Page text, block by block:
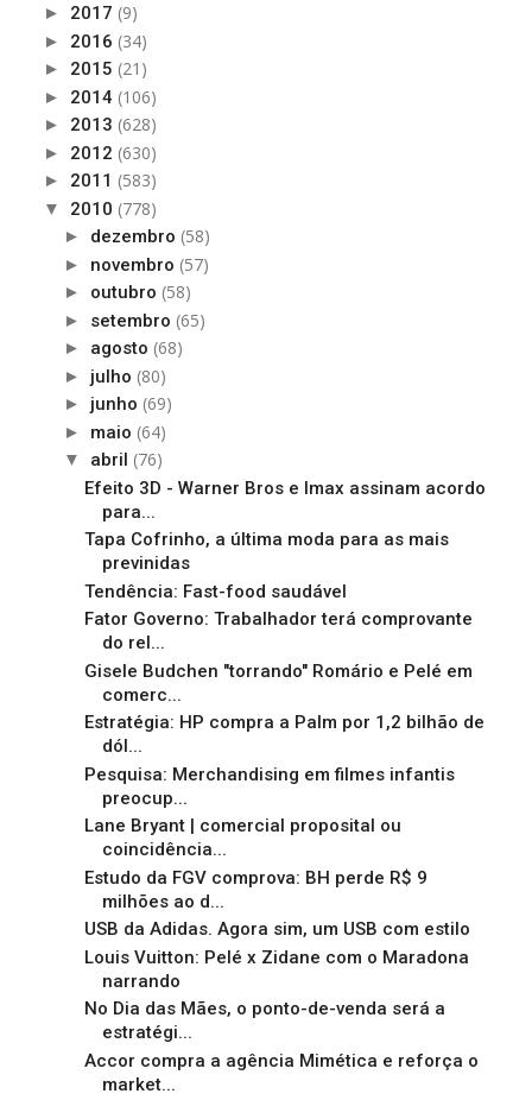
► 2017 (9)
► 2016 (34)
► 2015 (21)
► 2014 (106)
► 2013 (628)
► 2012 (630)
► 2011 (583)
▼ 2010 (778)
► dezembro (58)
► novembro (57)
► outubro (58)
► setembro (65)
► agosto (68)
► julho (80)
► junho (69)
► maio (64)
▼ abril (76)
Efeito 3D - Warner Bros e Imax assinam acordo
para...
Tapa Cofrinho, a última moda para as mais
previnidas
Tendência: Fast-food saudável
Fator Governo: Trabalhador terá comprovante
do rel...
Gisele Budchen "torrando" Romário e Pelé em
comerc...
Estratégia: HP compra a Palm por 1,2 bilhão de
dól...
Pesquisa: Merchandising em filmes infantis
preocup...
Lane Bryant | comercial proposital ou
coincidência...
Estudo da FGV comprova: BH perde R$ 9
milhões ao d...
USB da Adidas. Agora sim, um USB com estilo
Louis Vuitton: Pelé x Zidane com o Maradona
narrando
No Dia das Mães, o ponto-de-venda será a
estratégi...
Accor compra a agência Mimética e reforça o
market...